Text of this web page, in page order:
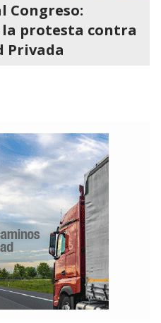
Congreso:
protesta contra
Privada